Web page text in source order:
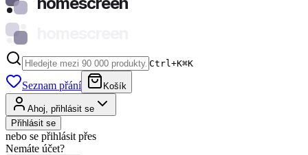
Ctrl+K⌘K
Seznam přání Košík
Ahoj, přihlásit se
Přihlásit se
nebo se přihlásit přes
Nemáte účet?